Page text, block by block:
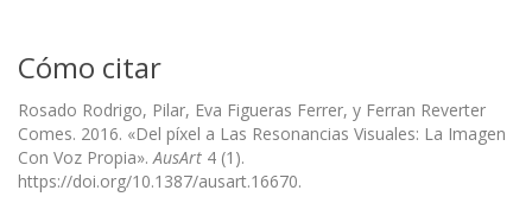
Cómo citar
Rosado Rodrigo, Pilar, Eva Figueras Ferrer, y Ferran Reverter
Comes. 2016. «Del píxel a Las Resonancias Visuales: La Imagen
Con Voz Propia». AusArt 4 (1).
https://doi.org/10.1387/ausart.16670.